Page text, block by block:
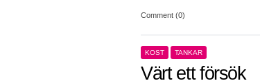
Comment (0)
KOST TANKAR
Värt ett försök